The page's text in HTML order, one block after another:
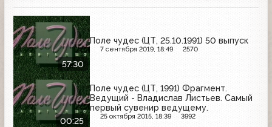
57:30
Поле чудес (ЦТ, 25.10.1991) 50 выпуск
7 сентября 2019, 18:49 2570
00:25
Поле чудес (ЦТ, 1991) Фрагмент.
Ведущий - Владислав Листьев. Самый
первый сувенир ведущему.
25 октября 2015, 18:39 3992